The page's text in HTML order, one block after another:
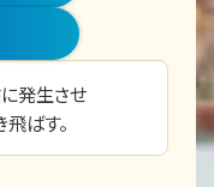
発生させ
ばす。